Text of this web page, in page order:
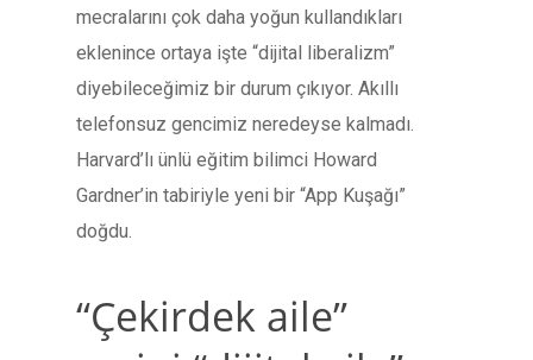
mecralarını çok daha yoğun kullandıkları
eklenince ortaya işte “dijital liberalizm”
diyebileceğimiz bir durum çıkıyor. Akıllı
telefonsuz gencimiz neredeyse kalmadı.
Harvard’lı ünlü eğitim bilimci Howard
Gardner’in tabiriyle yeni bir “App Kuşağı”
doğdu.
“Çekirdek aile”